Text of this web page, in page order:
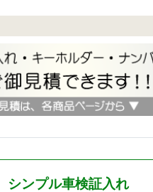
シンプル車検証入れ